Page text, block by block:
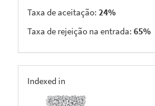
Taxa de aceitação: 24%
Taxa de rejeição na entrada: 65%
indexing
Indexed in